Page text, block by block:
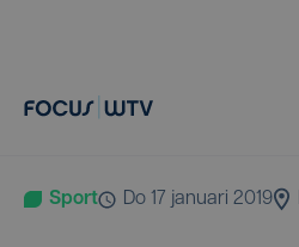
Sport do 17 januari 2019